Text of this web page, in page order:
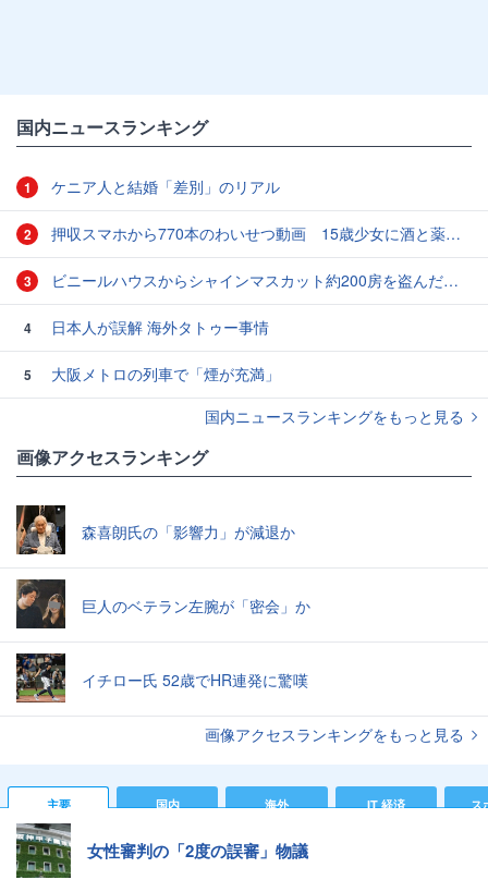
国内ニュースランキング
1 ケニア人と結婚「差別」のリアル
2 押収スマホから770本のわいせつ動画 15歳少女に酒と薬飲ませ性的暴行か 54歳男を再逮捕 「薬もありますよ」とSNSで誘い出し
3 ビニールハウスからシャインマスカット約200房を盗んだ疑い ネットで販売か 無職の男（42）逮捕 岡山県警
4 日本人が誤解 海外タトゥー事情
5
大阪メトロの列車で「煙が充満」
国内ニュースランキングをもっと見る
画像アクセスランキング
森喜朗氏の「影響力」が減退か
巨人のベテラン左腕が「密会」か
イチロー氏 52歳でHR連発に驚嘆
画像アクセスランキングをもっと見る
主要 国内 海外 IT 経済 ス
女性審判の「2度の誤審」物議